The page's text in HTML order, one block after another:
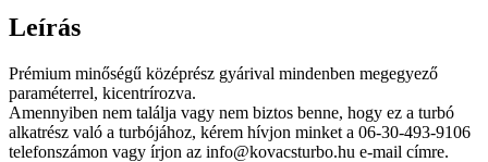
Leírás
Prémium minőségű középrész gyárival mindenben megegyező
paraméterrel, kicentrírozva.
Amennyiben nem találja vagy nem biztos benne, hogy ez a turbó
alkatrész való a turbójához, kérem hívjon minket a 06-30-493-9106
telefonszámon vagy írjon az info@kovacsturbo.hu e-mail címre.